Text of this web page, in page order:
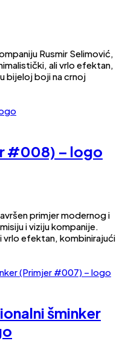
Rusmir Selimović,
ali vrlo efektan,
bijeloj boji na crnoj
#008) – logo
primjer modernog i
i viziju kompanije.
vrlo efektan, kombinirajući
šminker